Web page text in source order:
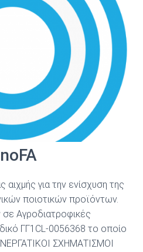
για την ενίσχυση της
ποιοτικών προϊόντων.
Αγροδιατροφικές
ΓΓ1CL-0056368 το οποίο
ΣΧΗΜΑΤΙΣΜΟΙ